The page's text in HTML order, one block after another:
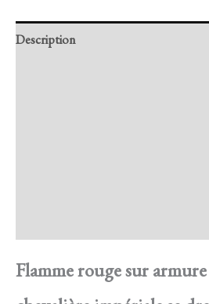
Description
Flamme rouge sur